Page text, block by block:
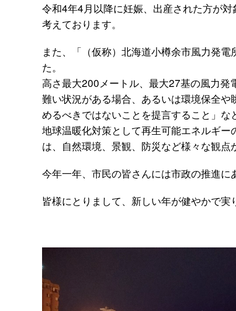
令和4年4月以降に妊娠、出産された方が
考えております。
また、「（仮称）北海道小樽余市風力発
た。
高さ最大200メートル、最大27基の風力発
難い状況がある場合、あるいは環境保全
めるべきではないことを提言すること」な
地球温暖化対策として再生可能エネルギ
は、自然環境、景観、防災など様々な観点
今年一年、市民の皆さんには市政の推進に
皆様にとりまして、新しい年が健やかで実